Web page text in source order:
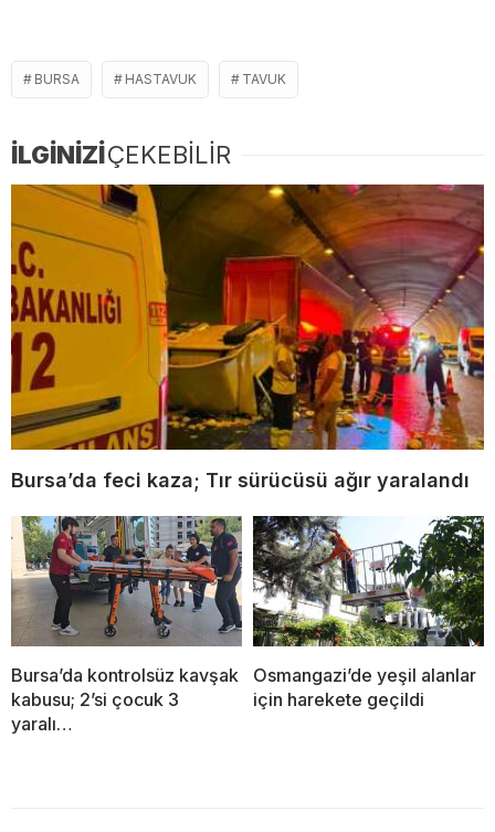
BURSA HASTAVUK TAVUK
İLGİNİZİÇEKEBİLİR
Bursa’da feci kaza; Tır sürücüsü ağır yaralandı
Bursa’da kontrolsüz kavşak
kabusu; 2’si çocuk 3
yaralı…
Osmangazi’de yeşil alanlar
için harekete geçildi